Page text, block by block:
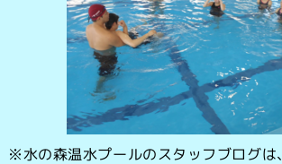
※水の森温水プールのスタッフブログは